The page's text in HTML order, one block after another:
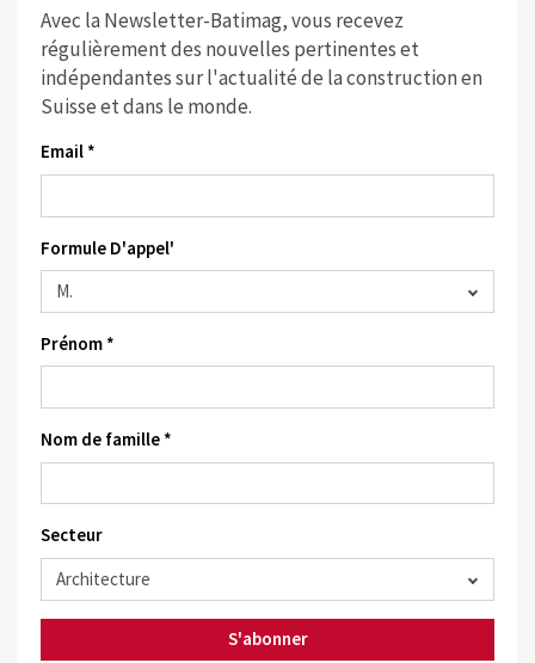
Avec la Newsletter-Batimag, vous recevez
régulièrement des nouvelles pertinentes et
indépendantes sur l'actualité de la construction en
Suisse et dans le monde.
Email *
Formule D'appel'
Prénom *
Nom de famille *
Secteur
S'abonner